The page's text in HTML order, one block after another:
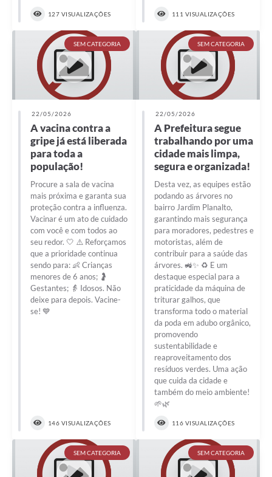
127 VISUALIZAÇÕES 111 VISUALIZAÇÕES
SEM CATEGORIA
22/05/2026
A vacina contra a
gripe já está liberada
para toda a
população!
Procure a sala de vacina
mais próxima e garanta sua
proteção contra a influenza.
Vacinar é um ato de cuidado
com você e com todos ao
seu redor. 🤍 ⚠️ Reforçamos
que a prioridade continua
sendo para: 👶 Crianças
menores de 6 anos; 🤰
Gestantes; 👵 Idosos. Não
deixe para depois. Vacine-
se! 💙
146 VISUALIZAÇÕES
SEM CATEGORIA
22/05/2026
A Prefeitura segue
trabalhando por uma
cidade mais limpa,
segura e organizada!
Desta vez, as equipes estão
podando as árvores no
bairro Jardim Planalto,
garantindo mais segurança
para moradores, pedestres e
motoristas, além de
contribuir para a saúde das
árvores. 🚜✨ ♻️ E um
destaque especial para a
praticidade da máquina de
triturar galhos, que
transforma todo o material
da poda em adubo orgânico,
promovendo
sustentabilidade e
reaproveitamento dos
resíduos verdes. Uma ação
que cuida da cidade e
também do meio ambiente!
🌱🌿
116 VISUALIZAÇÕES
SEM CATEGORIA SEM CATEGORIA